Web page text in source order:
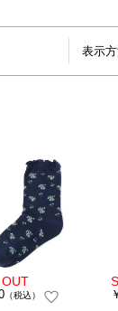
表示方
（税込）